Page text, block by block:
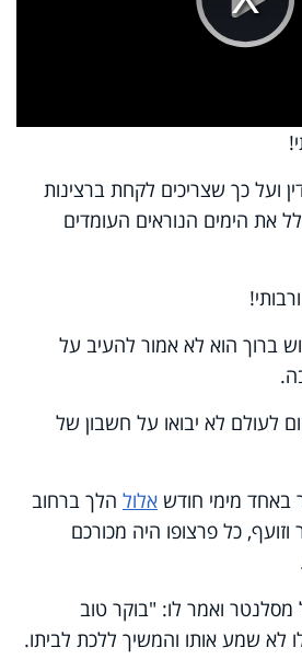
ועל כך שצריכים לקחת ברצינות
את הימים הנוראים העומדים
ברוך הוא לא אמור להעיב על
לעולם לא יבואו על חשבון של
באחד מימי חודש אלול הלך ברחוב
כל פרצופו היה מכורכם
מסלנטר ואמר לו: "בוקר טוב
לא שמע אותו והמשיך ללכת לביתו.